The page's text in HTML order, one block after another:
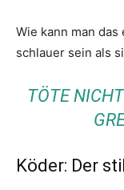
Wie kann man
schlauer sein als
TÖTE
Köder: Der